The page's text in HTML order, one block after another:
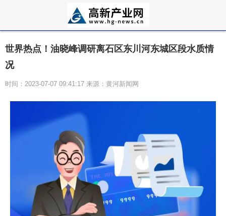
世界热点！油晓峰调研离石区东川河东城区段水质情
况
时间：2023-07-07 09:41:17 来源：黄河新闻网